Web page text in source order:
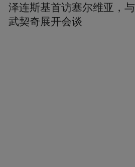
泽连斯基首访塞尔维亚，与
武契奇展开会谈